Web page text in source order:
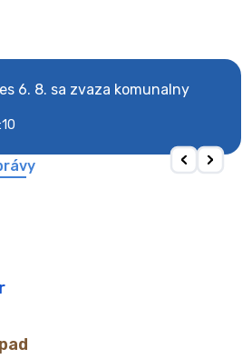
6. 8. sa zvaza komunalny